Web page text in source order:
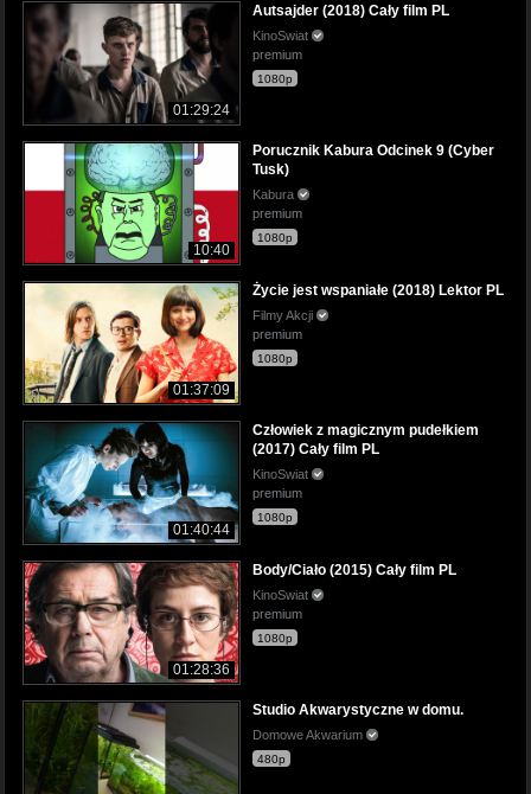
01:29:24
Autsajder (2018) Cały film PL
KinoSwiat
premium
1080p
10:40
Porucznik Kabura Odcinek 9 (Cyber
Tusk)
Kabura
premium
1080p
01:37:09
Życie jest wspaniałe (2018) Lektor PL
Filmy Akcji
premium
1080p
01:40:44
Człowiek z magicznym pudełkiem
(2017) Cały film PL
KinoSwiat
premium
1080p
01:28:36
Body/Ciało (2015) Cały film PL
KinoSwiat
premium
1080p
Studio Akwarystyczne w domu.
Domowe Akwarium
480p